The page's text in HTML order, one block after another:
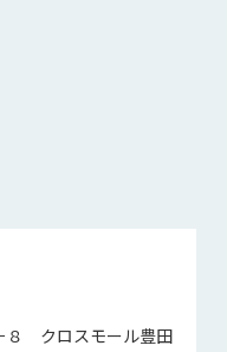
８ クロスモール豊田